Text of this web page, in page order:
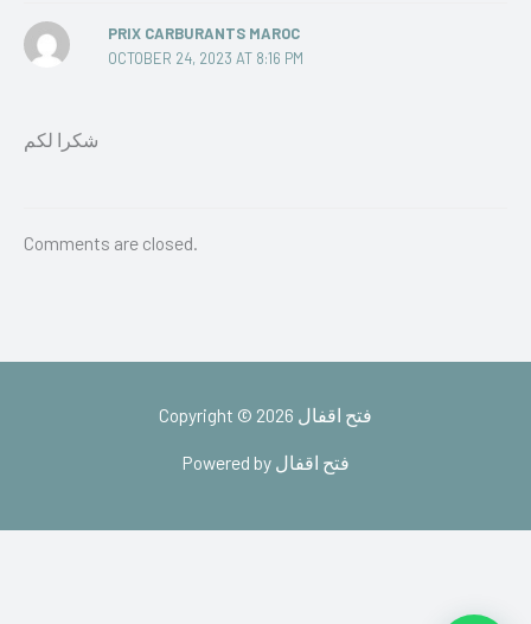
PRIX CARBURANTS MAROC
OCTOBER 24, 2023 AT 8:16 PM
شكرا لكم
Comments are closed.
Copyright © 2026 فتح اقفال
Powered by فتح اقفال